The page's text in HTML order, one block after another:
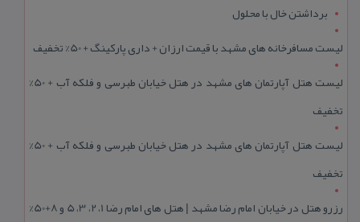
برداشتن خال با محلول
لیست مسافرخانه های مشهد با قیمت ارزان + داری پارکینگ + 50% تخفیف
لیست هتل آپارتمان های مشهد در هتل خیابان طبرسی و فلکه آب + 50%
تخفیف
لیست هتل آپارتمان های مشهد در هتل خیابان طبرسی و فلکه آب + 50%
تخفیف
رزرو هتل در خیابان امام رضا مشهد | هتل‌ های امام رضا 1، 2، 3، 5 و 8+50%